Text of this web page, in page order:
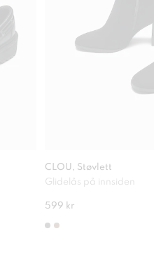
CLOU, Støvlett
Glidelås på innsiden
599 kr